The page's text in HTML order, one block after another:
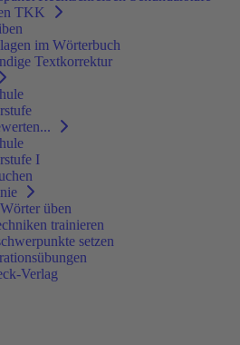
TKK
im Wörterbuch
Textkorrektur
I
üben
trainieren
setzen
Verlag